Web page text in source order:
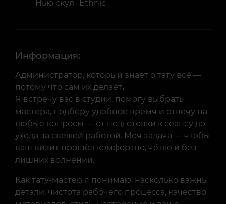
Нью скул
Ethnic
Информация:
Администратор, который знает о тату всё —
потому что сам их делает.
Я встречу вас в студии, помогу выбрать
мастера, подберу удобное время и отвечу на
любые вопросы — от подготовки к сеансу до
ухода за свежей работой. Моя задача — чтобы
ваш визит прошёл комфортно, чётко и без
лишних волнений.
Как тату-мастер я понимаю, насколько важны
детали: чистота рабочего процесса, качество